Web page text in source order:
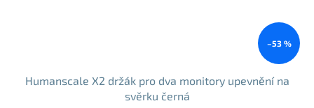
–53 %
Humanscale X2 držák pro dva monitory upevnění na
svěrku černá